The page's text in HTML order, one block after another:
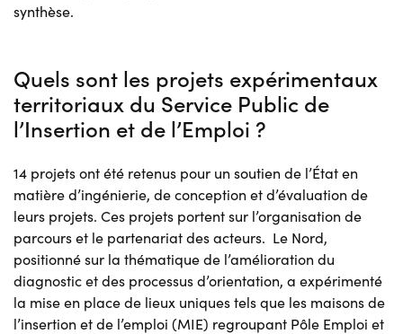
synthèse.
Quels sont les projets expérimentaux
territoriaux du Service Public de
l’Insertion et de l’Emploi ?
14 projets ont été retenus pour un soutien de l’État en
matière d’ingénierie, de conception et d’évaluation de
leurs projets. Ces projets portent sur l’organisation de
parcours et le partenariat des acteurs. Le Nord,
positionné sur la thématique de l’amélioration du
diagnostic et des processus d’orientation, a expérimenté
la mise en place de lieux uniques tels que les maisons de
l’insertion et de l’emploi (MIE) regroupant Pôle Emploi et